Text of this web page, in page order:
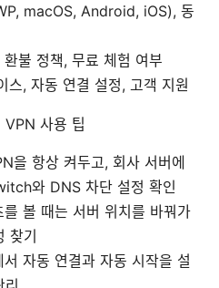
macOS, Android, iOS), 동
불 정책, 무료 체험 여부
스, 자동 연결 설정, 고객 지원
VPN 사용 팁
을 항상 켜두고, 회사 서버에
와 DNS 차단 설정 확인
볼 때는 서버 위치를 바꿔가
찾기
자동 연결과 자동 시작을 설